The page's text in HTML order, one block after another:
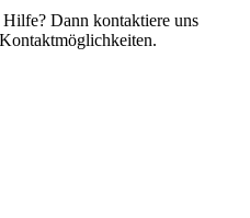
Dann kontaktiere uns